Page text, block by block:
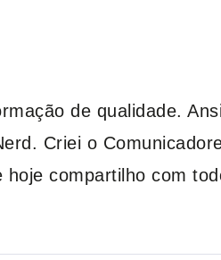
de qualidade.
Criei o
compartilho com